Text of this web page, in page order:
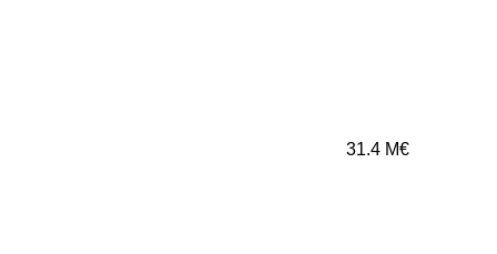
31.4 M€